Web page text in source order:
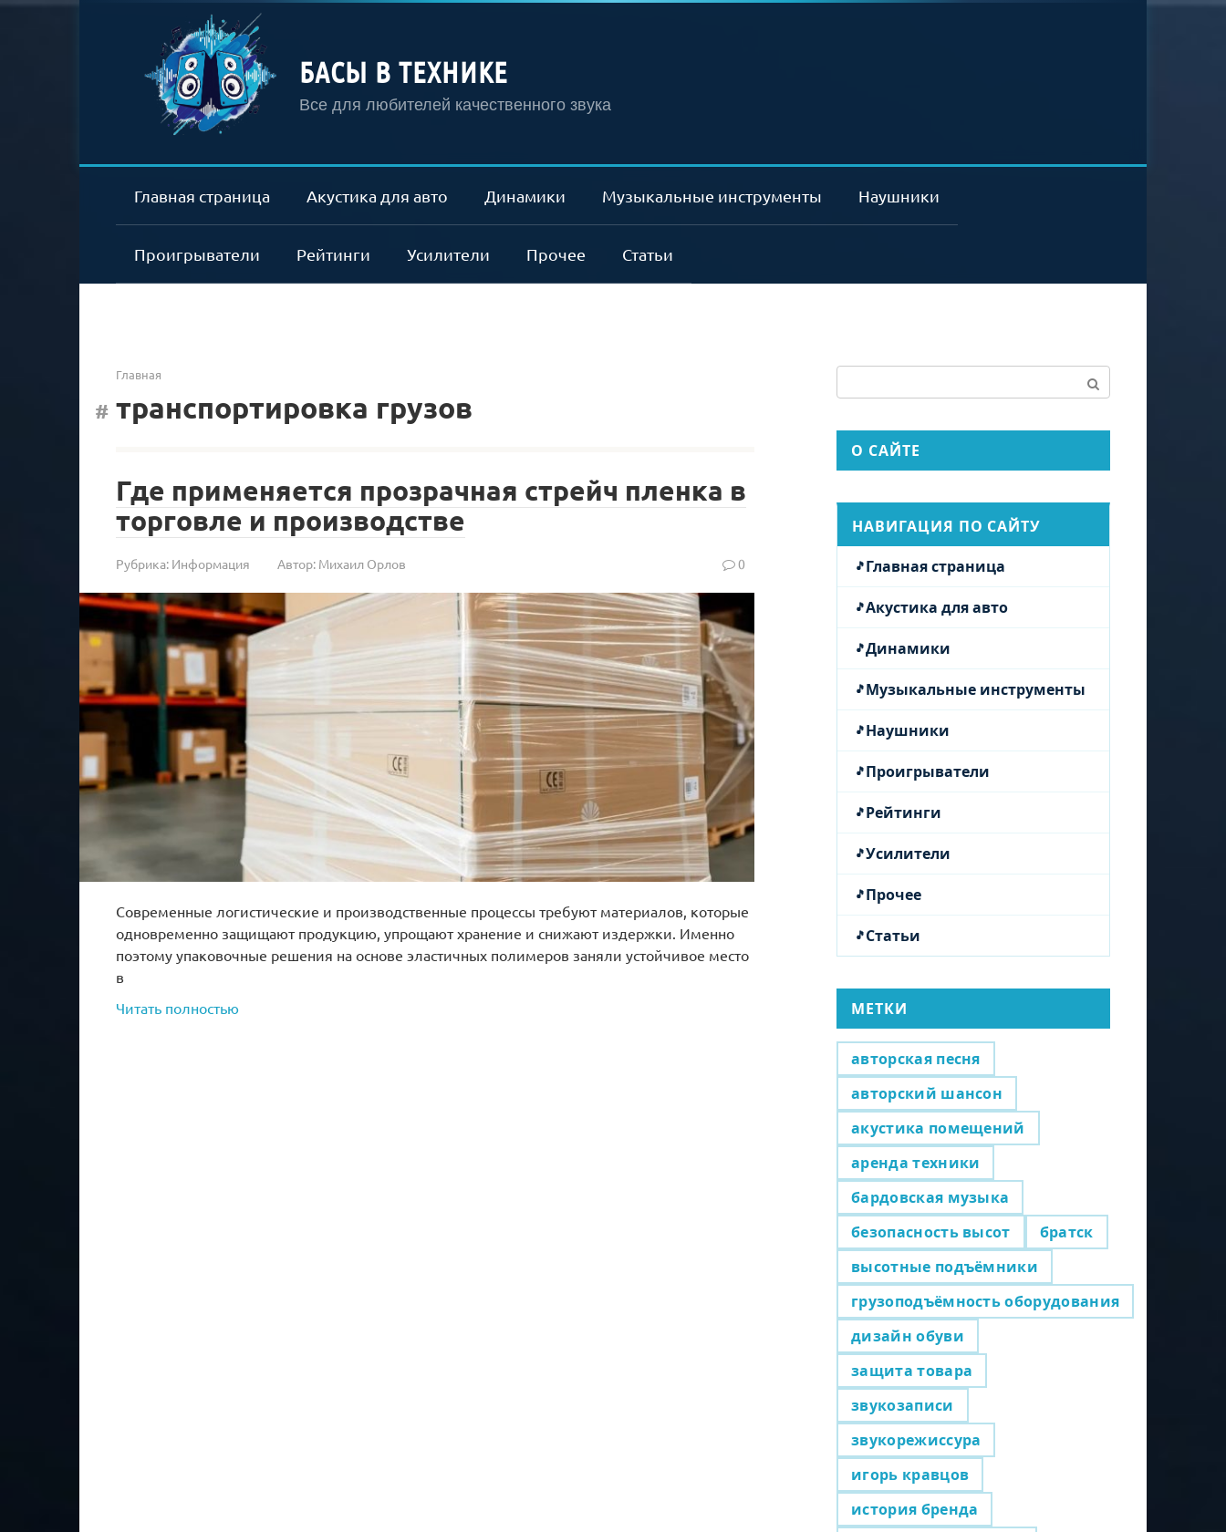
БАСЫ В ТЕХНИКЕ
Все для любителей качественного звука
Главная страница Акустика для авто Динамики Музыкальные инструменты Наушники
Проигрыватели Рейтинги Усилители Прочее Статьи
Главная
транспортировка грузов
Где применяется прозрачная стрейч пленка в
торговле и производстве
Рубрика: Информация Автор: Михаил Орлов 0
Современные логистические и производственные процессы требуют материалов, которые
одновременно защищают продукцию, упрощают хранение и снижают издержки. Именно
поэтому упаковочные решения на основе эластичных полимеров заняли устойчивое место
в
Читать полностью
О САЙТЕ
НАВИГАЦИЯ ПО САЙТУ
Главная страница
Акустика для авто
Динамики
Музыкальные инструменты
Наушники
Проигрыватели
Рейтинги
Усилители
Прочее
Статьи
МЕТКИ
авторская песня
авторский шансон
акустика помещений
аренда техники
бардовская музыка
безопасность высот
братск
высотные подъёмники
грузоподъёмность оборудования
дизайн обуви
защита товара
звукозаписи
звукорежиссура
игорь кравцов
история бренда